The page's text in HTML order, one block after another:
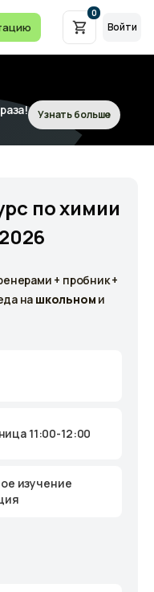
0
Войти
Узнать больше
по химии
+ пробник +
на школьном и
11:00-12:00
изучение